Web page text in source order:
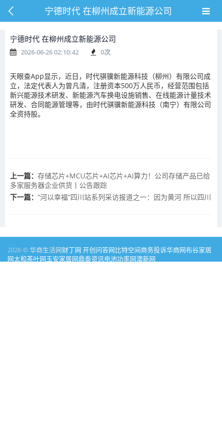
宁德时代 在柳州成立新能源公司
宁德时代 在柳州成立新能源公司
2026-06-26 02:10:42 0次
天眼查App显示，近日，时代骐骥新能源科技（柳州）有限公司成
立，法定代表人为曾凡清，注册资本500万人民币，经营范围包括
新兴能源技术研发、新能源汽车换电设施销售、在线能源计量技术
研发、合同能源管理等，由时代骐骥新能源科技（南宁）有限公司
全资持股。
上一篇： 存储芯片+MCU芯片+AI芯片+AI算力！公司存储产品已给
多家服务器企业供货丨公告跟踪
下一篇： “河以幸福”四川站系列采访报道之一：因为黄河 所以四川
2026 © 华商生活网财丁网 开创问答网比特空间商务投诉华商网布谷家居
网太和茶叶网玉安家居网鼎泰资讯电池功率网澳新网